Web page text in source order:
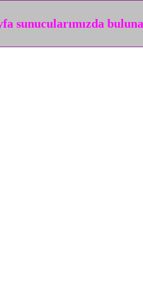
sunucularımızda